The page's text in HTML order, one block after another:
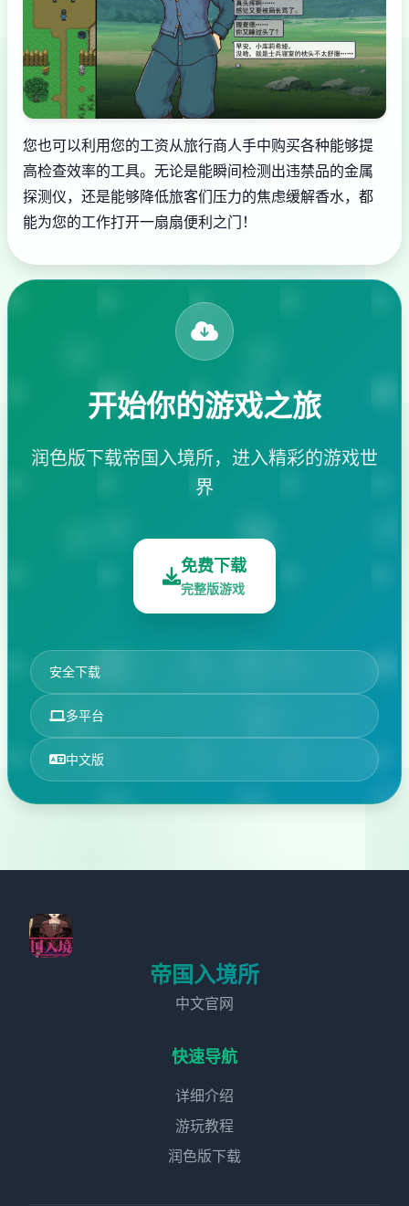
您也可以利用您的工资从旅行商人手中购买各种能够提
高检查效率的工具。无论是能瞬间检测出违禁品的金属
探测仪，还是能够降低旅客们压力的焦虑缓解香水，都
能为您的工作打开一扇扇便利之门！
开始你的游戏之旅
润色版下载帝国入境所，进入精彩的游戏世
界
免费下载
完整版游戏
安全下载
多平台
中文版
帝国入境所
中文官网
快速导航
详细介绍
游玩教程
润色版下载